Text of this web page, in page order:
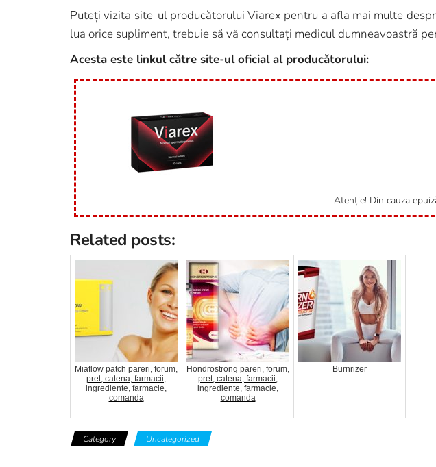
Puteți vizita site-ul producătorului Viarex pentru a afla mai multe
lua orice supliment, trebuie să vă consultați medicul dumneavoastră
Acesta este linkul către site-ul oficial al producătorului:
Atenție! Din cauza
Related posts:
Miaflow patch pareri, forum,
pret, catena, farmacii,
ingrediente, farmacie,
comanda
Hondrostrong pareri, forum,
pret, catena, farmacii,
ingrediente, farmacie,
comanda
Burnrizer
Category Uncategorized